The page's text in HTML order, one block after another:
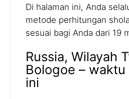
Di halaman ini, Anda
metode perhitungan
sesuai bagi Anda dari 19
Russia, Wilayah
Bologoe –
ini